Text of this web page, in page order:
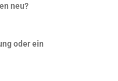
neu?
oder ein